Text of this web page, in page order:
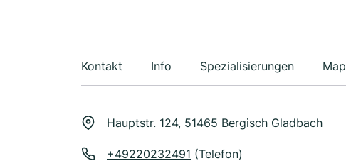
Kontakt Info Spezialisierungen Map
Hauptstr. 124, 51465 Bergisch Gladbach
+49220232491 (Telefon)